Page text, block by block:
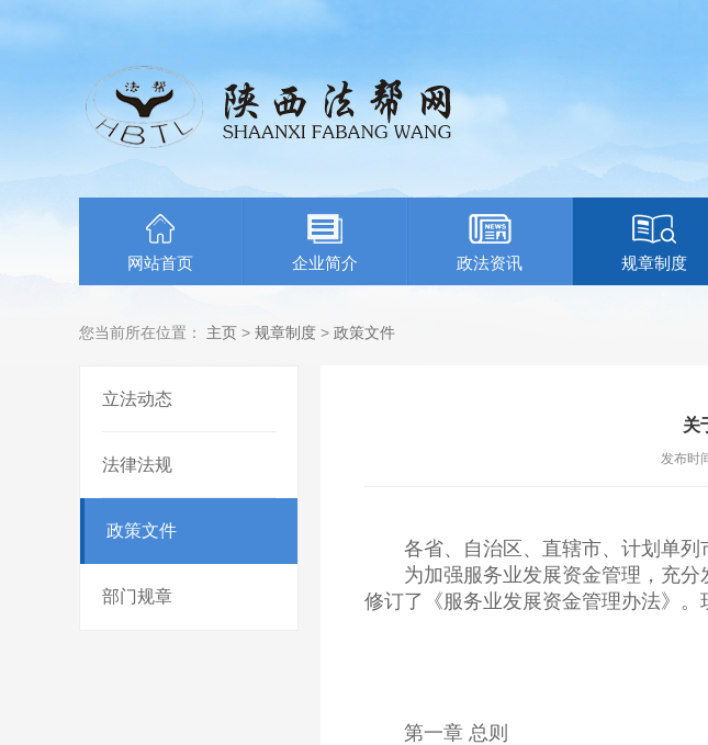
网站首页 企业简介 政法资讯 规章制度
您当前所在位置： 主页 > 规章制度 > 政策文件
立法动态
法律法规
政策文件
部门规章
关
发布时
各省、自治区、直辖市、计划单列
为加强服务业发展资金管理，充分
修订了《服务业发展资金管理办法》。
第一章 总则